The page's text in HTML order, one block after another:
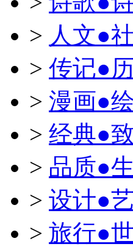
> 人文●
> 传记●
> 漫画●
> 经典●
> 品质●
> 设计●
> 旅行●